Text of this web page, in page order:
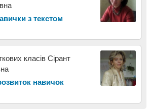
з текстом
класів Сірант
навичок